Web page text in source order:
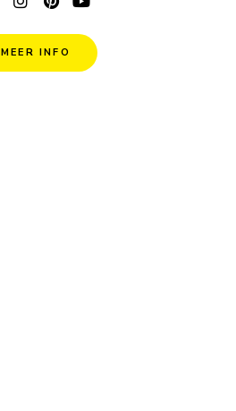
MEER INFO